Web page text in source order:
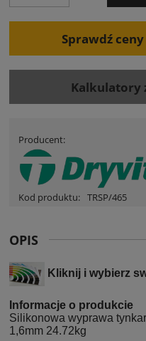
Sprawdź
Kalkulatory
Producent:
Kod produktu: TRSP/465
OPIS
Kliknij i wybierz
Informacje o produkcie
Silikonowa wyprawa
1,6mm 24.72kg